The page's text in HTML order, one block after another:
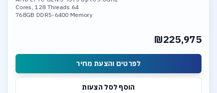
64 Cores, 128 Threads
768GB DDR5-6400 Memory
₪225,975
לפרטים והצעת מחיר
הוסף לסל הצעות